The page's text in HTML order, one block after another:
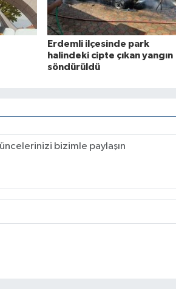
Erdemli ilçesinde park
halindeki cipte çıkan yangın
söndürüldü